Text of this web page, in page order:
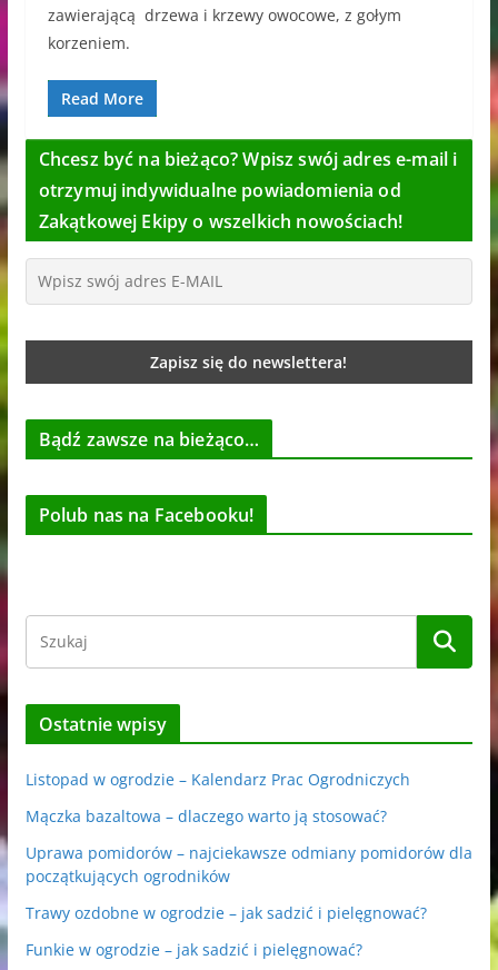
zawierającą drzewa i krzewy owocowe, z gołym
korzeniem.
Read More
Chcesz być na bieżąco? Wpisz swój adres e-mail i
otrzymuj indywidualne powiadomienia od
Zakątkowej Ekipy o wszelkich nowościach!
Bądź zawsze na bieżąco…
Polub nas na Facebooku!
Ostatnie wpisy
Listopad w ogrodzie – Kalendarz Prac Ogrodniczych
Mączka bazaltowa – dlaczego warto ją stosować?
Uprawa pomidorów – najciekawsze odmiany pomidorów dla
początkujących ogrodników
Trawy ozdobne w ogrodzie – jak sadzić i pielęgnować?
Funkie w ogrodzie – jak sadzić i pielęgnować?